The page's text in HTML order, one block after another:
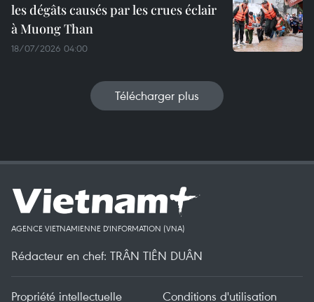
les dégâts causés par les crues éclair
à Muong Than
18/07/2026 04:00
Télécharger plus
AGENCE VIETNAMIENNE D'INFORMATION (VNA)
Rédacteur en chef: TRÂN TIÊN DUÂN
Propriété intellectuelle Conditions d'utilisation